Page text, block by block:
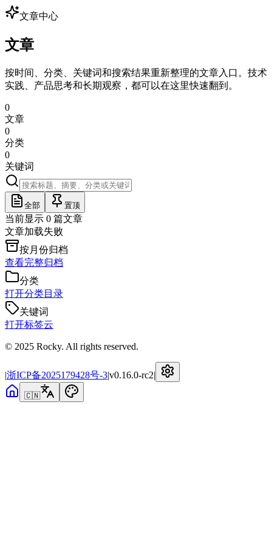
文章中心
文章
按时间、分类、关键词和搜索结果重新整理的文章入口。技术
实践、产品思考和长期观察，都可以在这里快速翻到。
0
文章
0
分类
0
关键词
全部 置顶
当前显示 0 篇文章
文章加载失败
按月份归档
查看完整归档
分类
打开分类目录
关键词
打开标签云
© 2025 Rocky. All rights reserved.
|浙ICP备2025179428号-3|v0.16.0-rc2|
🇨🇳